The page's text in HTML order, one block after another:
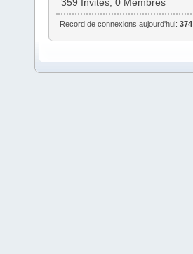
359 Invités, 0 Membres
Record de connexions aujourd'hui:374